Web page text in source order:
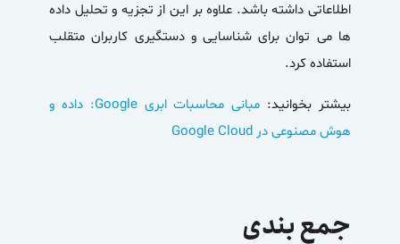
اطلاعاتی داشته باشد. علاوه بر این از تجزیه و تحلیل داده
ها می توان برای شناسایی و دستگیری کاربران متقلب
استفاده کرد.
بیشتر بخوانید:
مبانی محاسبات ابری Google: داده و
هوش مصنوعی در Google Cloud
جمع بندی